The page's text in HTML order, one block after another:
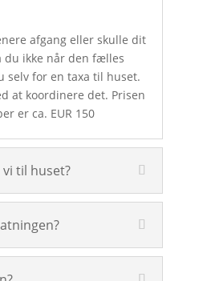
afgang eller skulle dit
du ikke når den fælles
selv for en taxa til huset.
at koordinere det. Prisen
er ca. EUR 150
til huset?